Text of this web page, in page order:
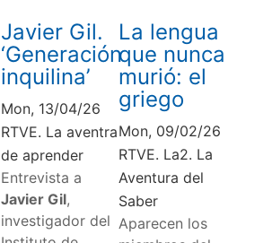
Javier Gil.
‘Generación
inquilina’
Mon, 13/04/26
RTVE. La aventra
de aprender
Entrevista a
Javier Gil,
investigador del
La lengua
que nunca
murió: el
griego
Mon, 09/02/26
RTVE. La2. La
Aventura del
Saber
Aparecen los